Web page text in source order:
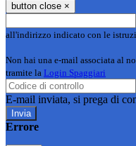
button close ×
all'indirizzo indicato con le
Non hai una e-mail associata al
tramite la Login Spaggiari
E-mail inviata, si prega di
Errore